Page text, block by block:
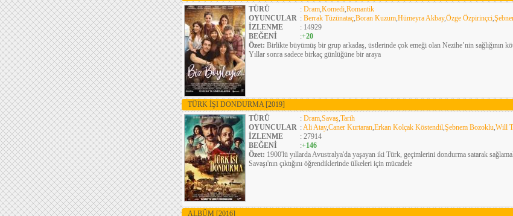
TÜRÜ
: Dram,Komedi,Romantik
OYUNCULAR : Berrak Tüzünataç,Boran Kuzum,Hümeyra Akbay,Özge Özpirinçci,
İZLENME
: 14929
BEĞENİ
:+20
Özet: Birlikte büyümüş bir grup arkadaş, üstlerinde çok emeği olan Nezihe’nin sağlığının
Yıllar sonra sadece birkaç günlüğüne bir araya
TÜRK İŞI DONDURMA [2019]
TÜRÜ
: Dram,Savaş,Tarih
OYUNCULAR :Ali Atay,Caner Kurtaran,Erkan Kolçak Köstendil,Şebnem Bozoklu,Will
İZLENME
: 27914
BEĞENİ
:+146
Özet: 1900'lü yıllarda Avustralya'da yaşayan iki Türk, geçimlerini dondurma satarak
Savaşı'nın çıktığını öğrendiklerinde ülkeleri için mücadele
ALBÜM [2016]